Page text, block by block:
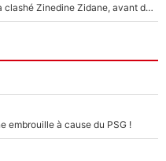
«Ça pue du c*l» : Quand Yannick Noah a clashé Zinedine Zidane, avant de se faire recadrer par le nouveau sélectionneur de l'équipe de France !
embrouille à cause du PSG !